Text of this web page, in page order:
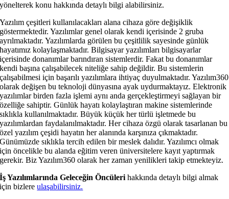
yönelterek konu hakkında detaylı bilgi alabilirsiniz.
Yazılım çeşitleri kullanılacakları alana cihaza göre değişiklik
göstermektedir. Yazılımlar genel olarak kendi içerisinde 2 gruba
ayrılmaktadır. Yazılımlarda görülen bu çeşitlilik sayesinde günlük
hayatımız kolaylaşmaktadır. Bilgisayar yazılımları bilgisayarlar
içerisinde donanımlar barındıran sistemlerdir. Fakat bu donanımlar
kendi başına çalışabilecek niteliğe sahip değildir. Bu sistemlerin
çalışabilmesi için başarılı yazılımlara ihtiyaç duyulmaktadır. Yazılım360
olarak değişen bu teknoloji dünyasına ayak uydurmaktayız. Elektronik
yazılımlar birden fazla işlemi aynı anda gerçekleştirmeyi sağlayan bir
özelliğe sahiptir. Günlük hayatı kolaylaştıran makine sistemlerinde
sıklıkla kullanılmaktadır. Büyük küçük her türlü işletmede bu
yazılımlardan faydalanılmaktadır. Her cihaza özgü olarak tasarlanan bu
özel yazılım çeşidi hayatın her alanında karşınıza çıkmaktadır.
Günümüzde sıklıkla tercih edilen bir meslek dalıdır. Yazılımcı olmak
için öncelikle bu alanda eğitim veren üniversitelere kayıt yaptırmak
gerekir. Biz Yazılım360 olarak her zaman yenilikleri takip etmekteyiz.
İş Yazılımlarında Geleceğin Öncülerihakkında detaylı bilgi almak
için bizlereulaşabilirsiniz.